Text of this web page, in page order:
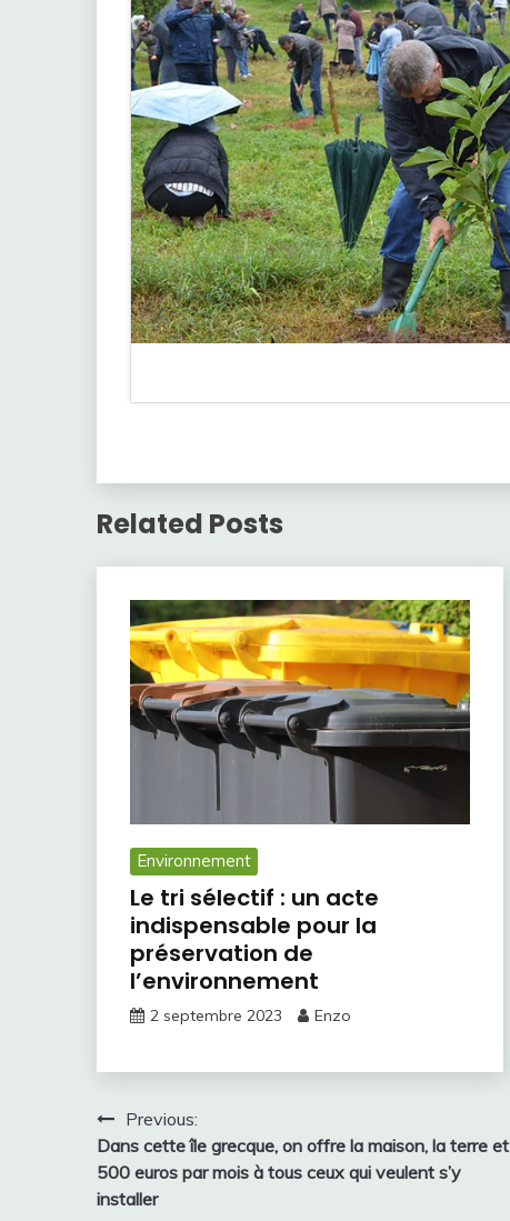
Related Posts
Environnement
Le tri sélectif : un acte
indispensable pour la
préservation de
l’environnement
2 septembre 2023 Enzo
Navigation
de
l’article
Previous:
Dans cette île grecque, on offre la maison, la terre et
500 euros par mois à tous ceux qui veulent s’y
installer